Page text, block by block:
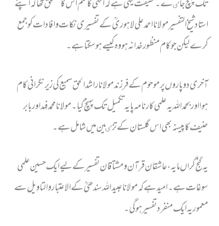
استاد شیخ التفسیر مولانا احمد علی لاہوریؒ کے تفسیری نکات وافادات کو جمع
کرے لیکن جو کام منظور خدا نہ ہو وہ کیسے ہوسکتا ہے۔
آخری دو پاروں پر موحوم کے فرزند مولانا راشدالحق سمیع کی زیر نگرانی کام
ہوا اور بحمداللہ یہ علمی کارنامہ پایہ تکمیل تک پہنچ گیا۔ مولانا محمدفہد اور بابر
حنیف کا پیسنہ بھی اس گلستان کے تزٸین میں شامل ہے۔
یہ گنج گراں مایہ، عاشقان قرآن ومشتاقان تفسیر کے لیے ایک حسین علمی
سوغات ہے۔ امید ہے کہ مولانا عبید اللہ سندھیؒ کے الاعتبار والتاویل سے
معمور یہ ایک منفرد تفسیر ہوگی۔